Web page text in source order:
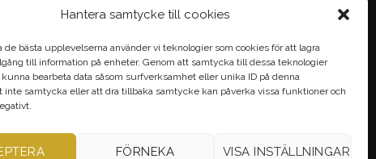
Hantera samtycke till cookies
de bästa upplevelserna använder vi teknologier som cookies för att lagra
till information på enheter. Genom att samtycka till dessa teknologier
bearbeta data såsom surfverksamhet eller unika ID på denna
inte samtycka eller att dra tillbaka samtycke kan påverka vissa funktioner och
FÖRNEKA VISA INSTÄLLNINGAR
Brunnsgatan 7, Jönköping